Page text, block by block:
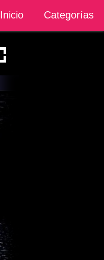
Inicio Categorías